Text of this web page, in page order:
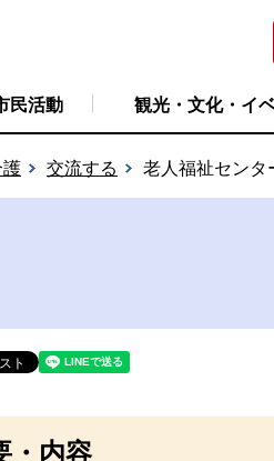
民活動 観光・文化・イ
護 交流する 老人福祉センタ
・内容